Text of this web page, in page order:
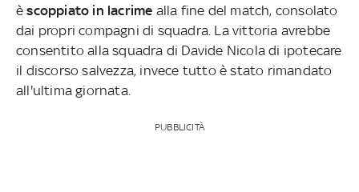
èscoppiato in lacrime alla fine del match, consolato
dai propri compagni di squadra. La vittoria avrebbe
consentito alla squadra di Davide Nicola di ipotecare
il discorso salvezza, invece tutto è stato rimandato
all'ultima giornata.
PUBBLICITÀ